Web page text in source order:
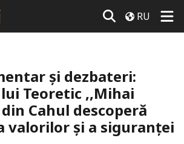
RU
și dezbateri:
Teoretic ,,Mihai
Cahul descoperă
valorilor și a siguranței